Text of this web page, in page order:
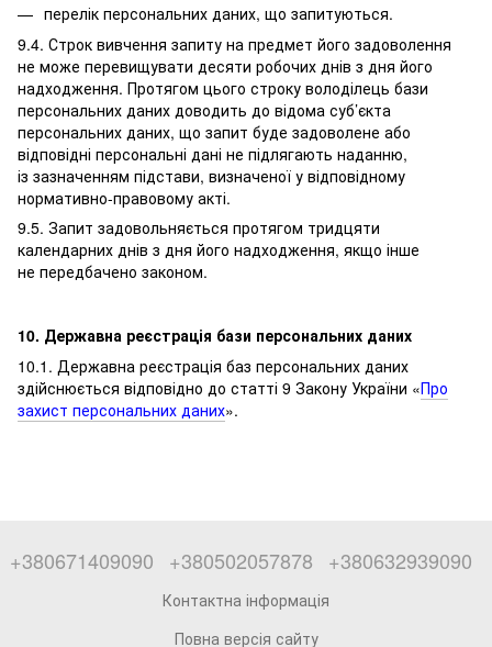
перелік персональних даних, що запитуються.
9.4. Строк вивчення запиту на предмет його задоволення
не може перевищувати десяти робочих днів з дня його
надходження. Протягом цього строку володілець бази
персональних даних доводить до відома суб’єкта
персональних даних, що запит буде задоволене або
відповідні персональні дані не підлягають наданню,
із зазначенням підстави, визначеної у відповідному
нормативно-правовому акті.
9.5. Запит задовольняється протягом тридцяти
календарних днів з дня його надходження, якщо інше
не передбачено законом.
10. Державна реєстрація бази персональних даних
10.1. Державна реєстрація баз персональних даних
здійснюється відповідно до статті 9 Закону України «Про
захист персональних даних».
+380671409090 +380502057878 +380632939090
Контактна інформація
Повна версія сайту